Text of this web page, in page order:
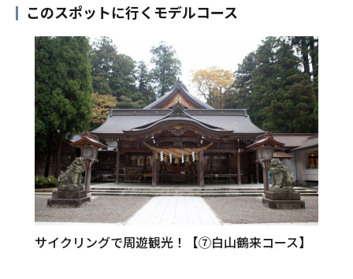
このスポットに行くモデルコース
サイクリングで周遊観光！【⑦白山鶴来コース】